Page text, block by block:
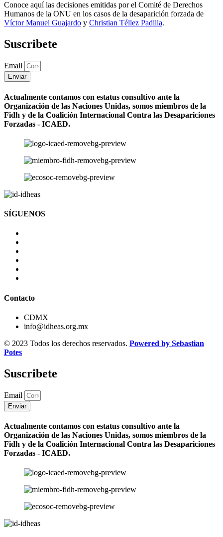
Conoce aquí las decisiones emitidas por el Comité de Derechos
Humanos de la ONU en los casos de la desaparición forzada de
Víctor Manuel Guajardo y Christian Téllez Padilla.
Suscribete
Email
Enviar
Actualmente contamos con estatus consultivo ante la
Organización de las Naciones Unidas, somos miembros de la
Fidh y de la Coalición Internacional Contra las Desapariciones
Forzadas - ICAED.
SÍGUENOS
Contacto
CDMX
info@idheas.org.mx
© 2023 Todos los derechos reservados. Powered by Sebastian
Potes
Suscribete
Email
Enviar
Actualmente contamos con estatus consultivo ante la
Organización de las Naciones Unidas, somos miembros de la
Fidh y de la Coalición Internacional Contra las Desapariciones
Forzadas - ICAED.